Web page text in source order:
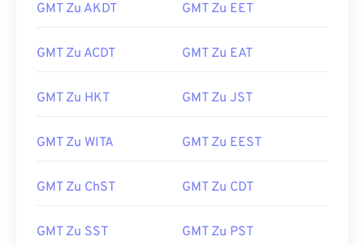
GMT Zu AKDT GMT Zu EET
GMT Zu ACDT GMT Zu EAT
GMT Zu HKT GMT Zu JST
GMT Zu WITA GMT Zu EEST
GMT Zu ChST GMT Zu CDT
GMT Zu SST GMT Zu PST